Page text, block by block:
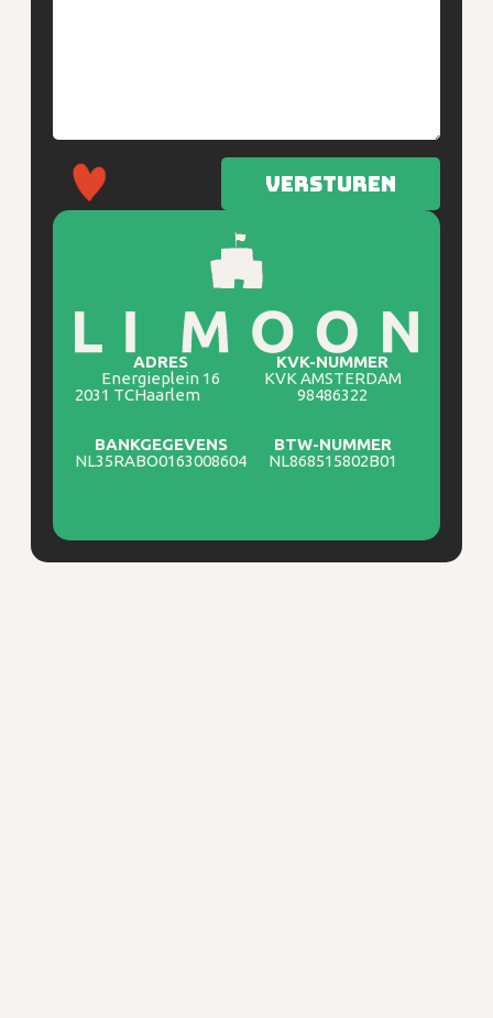
Versturen
ADRES
Energieplein 16
2031 TCHaarlem
KVK-NUMMER
KVK AMSTERDAM
98486322
BANKGEGEVENS
NL35RABO0163008604
BTW-NUMMER
NL868515802B01